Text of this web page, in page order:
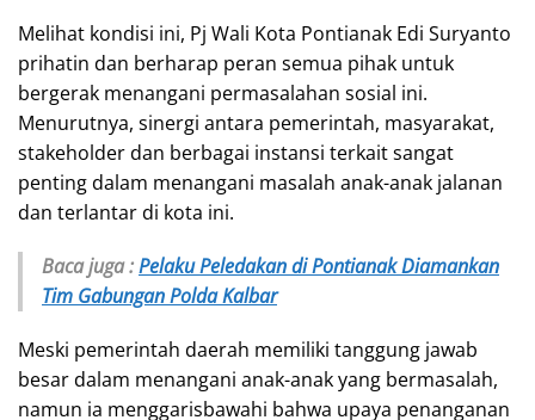
Melihat kondisi ini, Pj Wali Kota Pontianak Edi Suryanto
prihatin dan berharap peran semua pihak untuk
bergerak menangani permasalahan sosial ini.
Menurutnya, sinergi antara pemerintah, masyarakat,
stakeholder dan berbagai instansi terkait sangat
penting dalam menangani masalah anak-anak jalanan
dan terlantar di kota ini.
Baca juga :Pelaku Peledakan di Pontianak Diamankan
Tim Gabungan Polda Kalbar
Meski pemerintah daerah memiliki tanggung jawab
besar dalam menangani anak-anak yang bermasalah,
namun ia menggarisbawahi bahwa upaya penanganan